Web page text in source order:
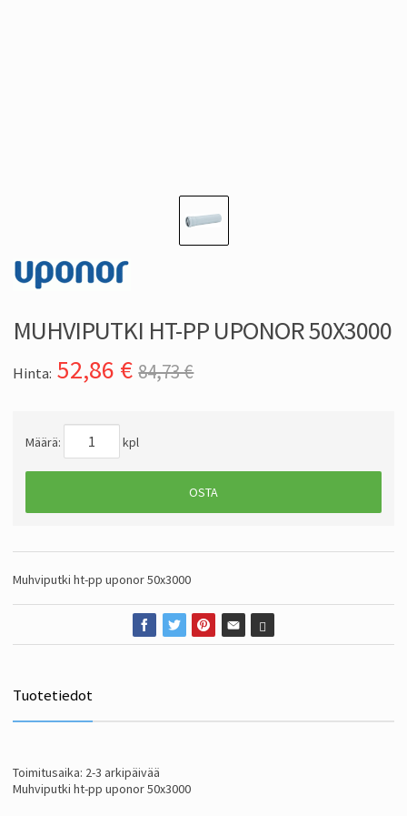
MUHVIPUTKI HT-PP UPONOR 50X3000
Hinta: 52,86 € 84,73 €
Määrä: kpl
OSTA
Muhviputki ht-pp uponor 50x3000
Tuotetiedot
Toimitusaika: 2-3 arkipäivää
Muhviputki ht-pp uponor 50x3000